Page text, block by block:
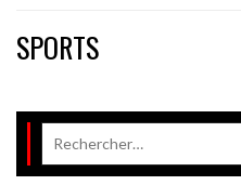
SPORTS